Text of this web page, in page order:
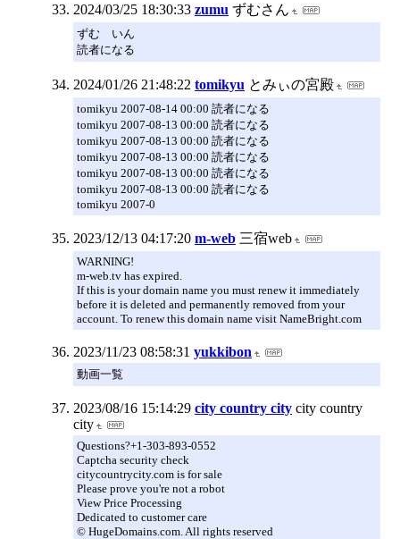
2024/03/25 18:30:33 zumu ずむさん
ずむ いん
読者になる
2024/01/26 21:48:22 tomikyu とみぃの宮殿
tomikyu 2007-08-14 00:00 読者になる
tomikyu 2007-08-13 00:00 読者になる
tomikyu 2007-08-13 00:00 読者になる
tomikyu 2007-08-13 00:00 読者になる
tomikyu 2007-08-13 00:00 読者になる
tomikyu 2007-08-13 00:00 読者になる
tomikyu 2007-0
2023/12/13 04:17:20 m-web 三宿web
WARNING!
m-web.tv has expired.
If this is your domain name you must renew it immediately
before it is deleted and permanently removed from your
account. To renew this domain name visit NameBright.com
2023/11/23 08:58:31 yukkibon
動画一覧
2023/08/16 15:14:29 city country city city country
city
Questions?+1-303-893-0552
Captcha security check
citycountrycity.com is for sale
Please prove you're not a robot
View Price Processing
Dedicated to customer care
© HugeDomains.com. All rights reserved